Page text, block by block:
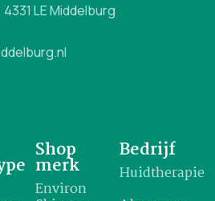
LE Middelburg
Shop
merk
Environ
Bedrijf
Huidtherapie